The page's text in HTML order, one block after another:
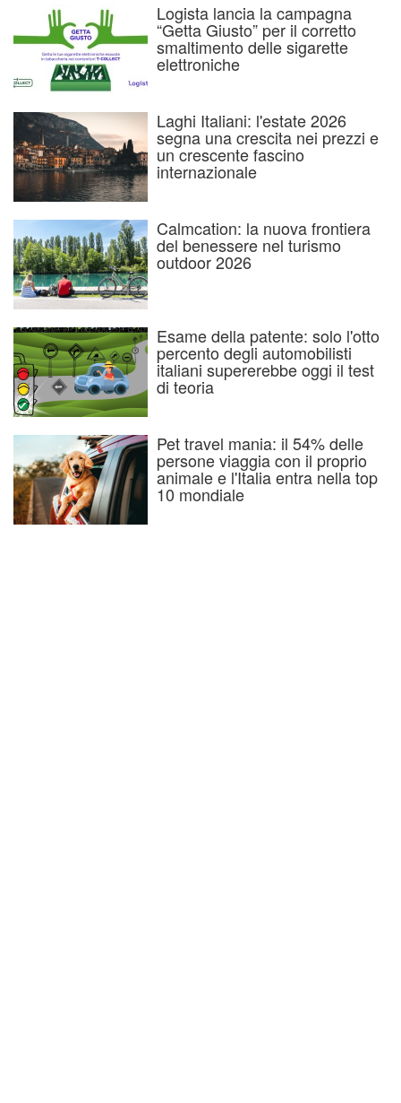
Logista lancia la campagna
“Getta Giusto” per il corretto
smaltimento delle sigarette
elettroniche
Laghi Italiani: l'estate 2026
segna una crescita nei prezzi e
un crescente fascino
internazionale
Calmcation: la nuova frontiera
del benessere nel turismo
outdoor 2026
Esame della patente: solo l'otto
percento degli automobilisti
italiani supererebbe oggi il test
di teoria
Pet travel mania: il 54% delle
persone viaggia con il proprio
animale e l'Italia entra nella top
10 mondiale